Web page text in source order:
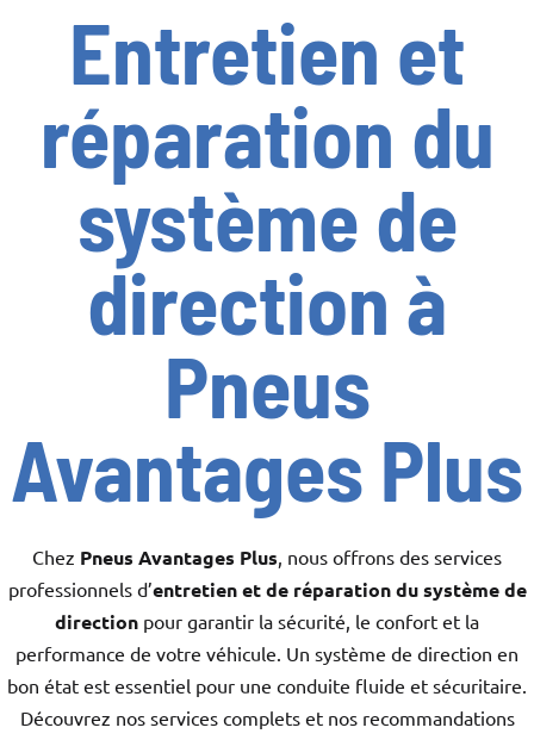
Entretien et
réparation du
système de
direction à
Pneus
Avantages Plus
Chez Pneus Avantages Plus, nous offrons des services
professionnels d’entretien et de réparation du système de
direction pour garantir la sécurité, le confort et la
performance de votre véhicule. Un système de direction en
bon état est essentiel pour une conduite fluide et sécuritaire.
Découvrez nos services complets et nos recommandations